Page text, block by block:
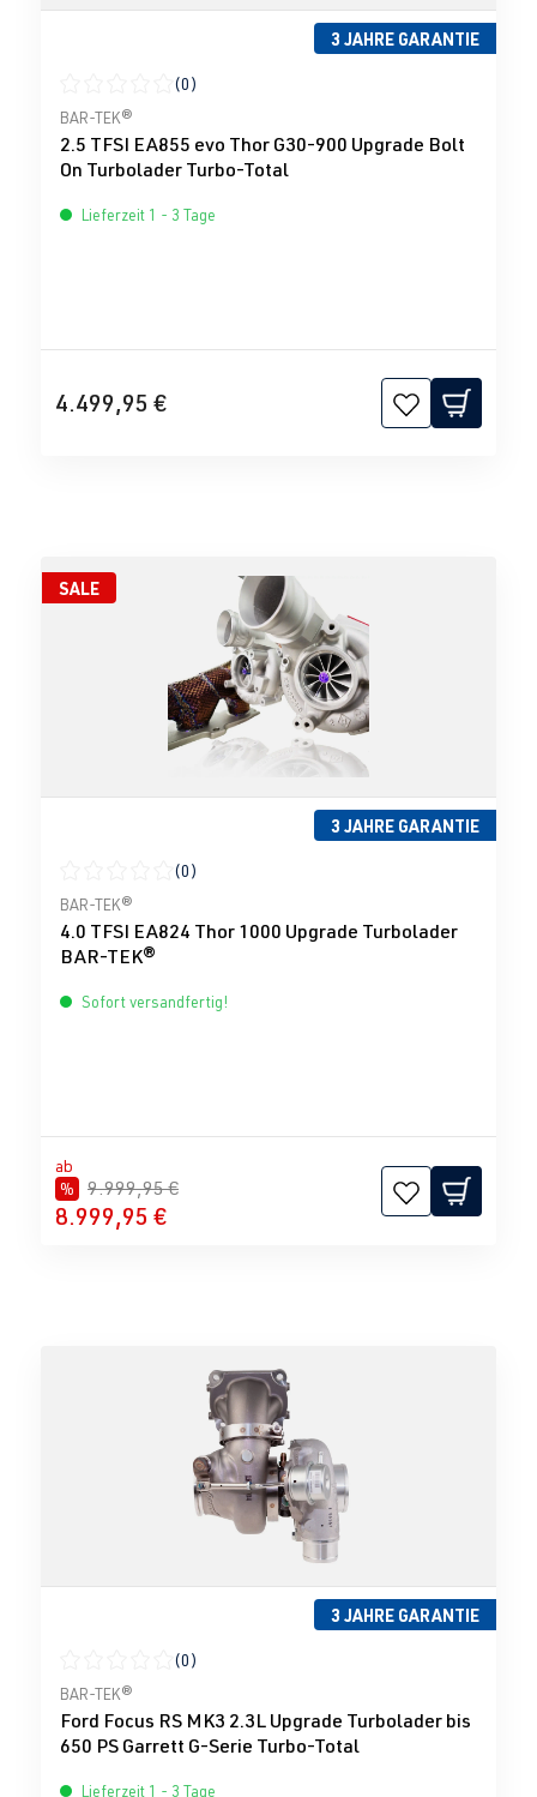
3 JAHRE GARANTIE
Durchschnittliche Bewertung von 0 von 5 Sternen
(0)
BAR-TEK®
2.5 TFSI EA855 evo Thor G30-900 Upgrade Bolt
On Turbolader Turbo-Total
Lieferzeit 1 - 3 Tage
4.499,95 €
SALE
3 JAHRE GARANTIE
Durchschnittliche Bewertung von 0 von 5 Sternen
(0)
BAR-TEK®
4.0 TFSI EA824 Thor 1000 Upgrade Turbolader
BAR-TEK®
Sofort versandfertig!
ab
% 9.999,95 €
8.999,95 €
3 JAHRE GARANTIE
Durchschnittliche Bewertung von 0 von 5 Sternen
(0)
BAR-TEK®
Ford Focus RS MK3 2.3L Upgrade Turbolader bis
650 PS Garrett G-Serie Turbo-Total
Lieferzeit 1 - 3 Tage